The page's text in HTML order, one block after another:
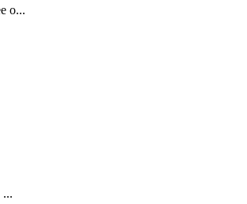
о...
...